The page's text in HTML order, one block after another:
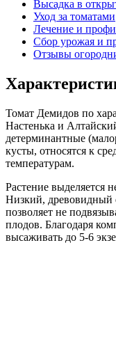
Высадка в
Уход за томатами
Лечение и
Сбор урожая и
Отзывы
Томат Демидов по
Настенька и
детерминантные
кусты, относятся к
температурам.
Растение выделяется
Низкий, древовидный
позволяет не
плодов. Благодаря
высаживать до 5-6